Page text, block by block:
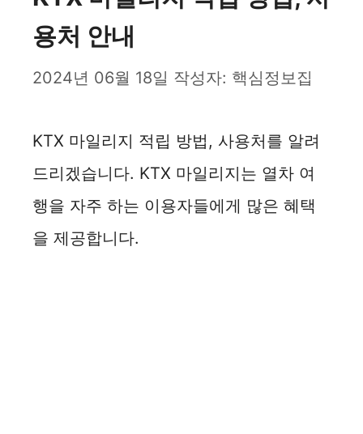
용처 안내
2024년 06월 18일 작성자: 핵심정보집
KTX 마일리지 적립 방법, 사용처를 알려
드리겠습니다. KTX 마일리지는 열차 여
행을 자주 하는 이용자들에게 많은 혜택
을 제공합니다.